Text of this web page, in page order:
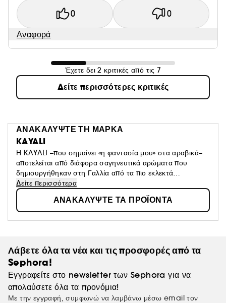
0 0
Αναφορά
Έχετε δει 2 κριτικές από τις 7
Δείτε περισσότερες κριτικές
ΑΝΑΚΑΛΥΨΤΕ ΤΗ ΜΑΡΚΑ
KAYALI
Η KAYALI –που σημαίνει «η φαντασία μου» στα αραβικά–
αποτελείται από διάφορα σαγηνευτικά αρώματα που
δημιουργήθηκαν στη Γαλλία από τα πιο εκλεκτά
συστατικά. Αυτή η κορυφαία συλλογή τιμά την τεχνική του
« layering », δημιουργώντας ένα άρωμα που σας ταιριάζει
απόλυτα. Η KAYALI εμπνέεται από τους θησαυρούς της
Μέσης Ανατολής, ενός πολιτισμού που φημίζεται για τη
φινέτσα του και την απλότητά του. Τέσσερα αρώματα.
Δείτε περισσότερα
ΑΝΑΚΑΛΥΨΤΕ ΤΑ ΠΡΟΪΟΝΤΑ
Λάβετε όλα τα νέα και τις προσφορές από τα
Sephora!
Εγγραφείτε στο newsletter των Sephora για να
απολαύσετε όλα τα προνόμια!
Με την εγγραφή, συμφωνώ να λαμβάνω μέσω email τον